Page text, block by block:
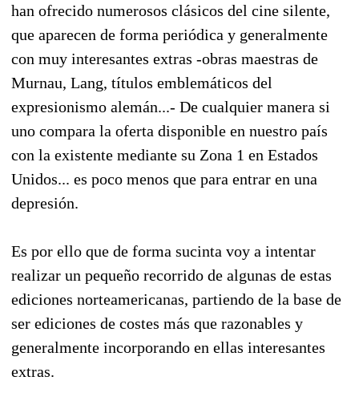
han ofrecido numerosos clásicos del cine silente,
que aparecen de forma periódica y generalmente
con muy interesantes extras -obras maestras de
Murnau, Lang, títulos emblemáticos del
expresionismo alemán...- De cualquier manera si
uno compara la oferta disponible en nuestro país
con la existente mediante su Zona 1 en Estados
Unidos... es poco menos que para entrar en una
depresión.
Es por ello que de forma sucinta voy a intentar
realizar un pequeño recorrido de algunas de estas
ediciones norteamericanas, partiendo de la base de
ser ediciones de costes más que razonables y
generalmente incorporando en ellas interesantes
extras.